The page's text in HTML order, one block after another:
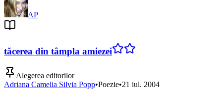
AP
tăcerea din tâmpla amiezei
Alegerea editorilor
Adriana Camelia Silvia Popp•Poezie•21 iul. 2004